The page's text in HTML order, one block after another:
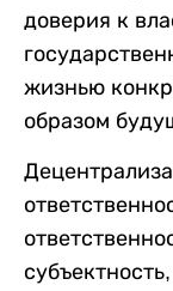
доверия к
жизнью
образом